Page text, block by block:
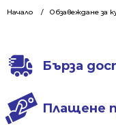
Начало Обзавеждане за
Бърза
Плащене